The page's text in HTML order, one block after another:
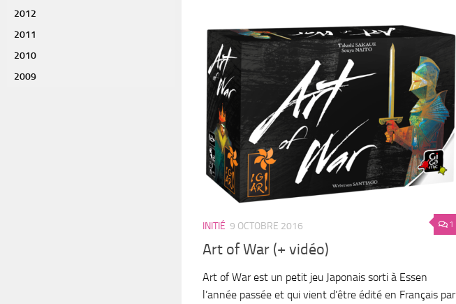
1
INITIÉ 9 OCTOBRE 2016
Art of War (+ vidéo)
Art of War est un petit jeu Japonais sorti à Essen
l’année passée et qui vient d’être édité en Français par
2012
2011
2010
2009